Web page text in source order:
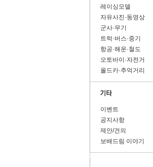
레이싱모델
자유사진·동영상
군사·무기
트럭·버스·중기
항공·해운·철도
오토바이·자전거
올드카·추억거리
이벤트
공지사항
제안/건의
보배드림 이야기